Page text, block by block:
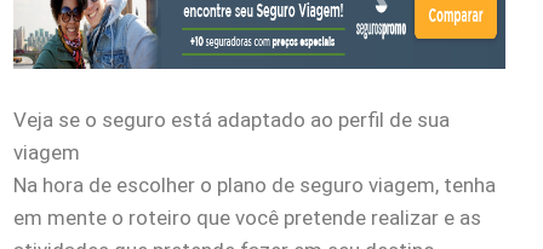
Veja se o seguro está adaptado ao perfil de sua
viagem
Na hora de escolher o plano de seguro viagem, tenha
em mente o roteiro que você pretende realizar e as